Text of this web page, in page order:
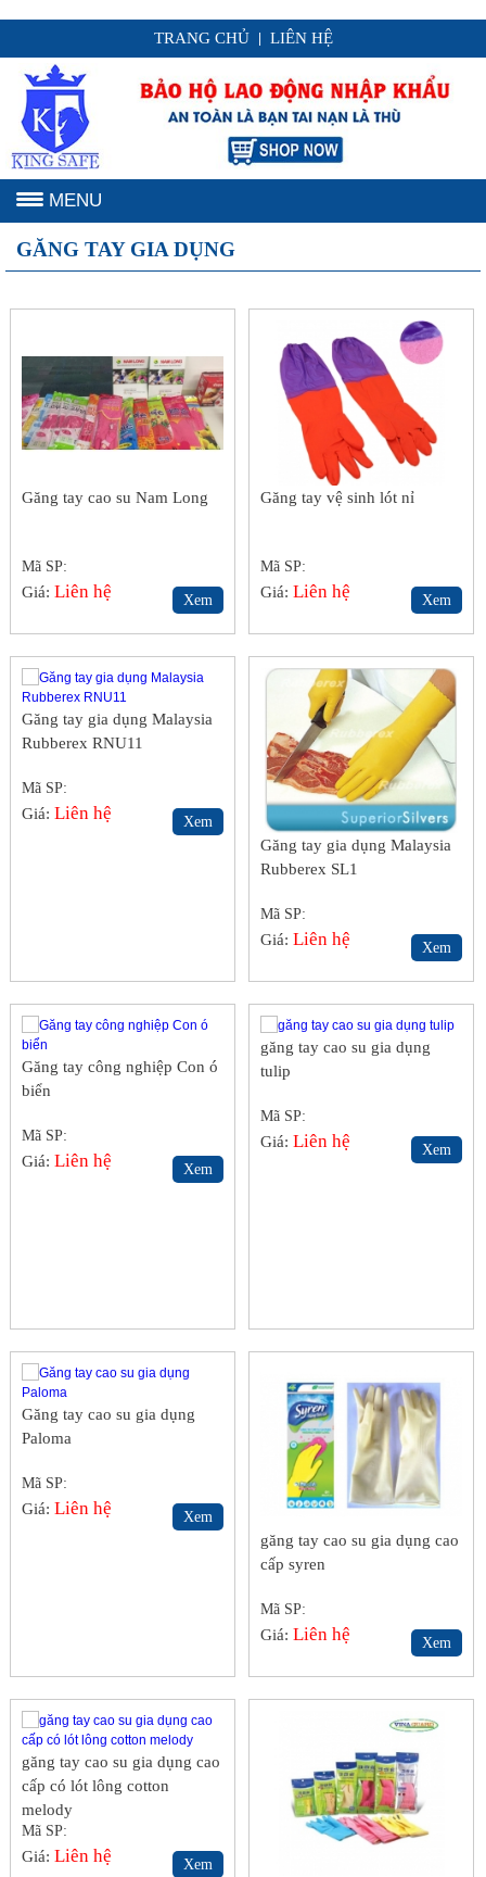
TRANG CHỦ LIÊN HỆ
MENU
GĂNG TAY GIA DỤNG
Găng tay cao su Nam Long
Mã SP:
Giá:Liên hệ Xem
Găng tay vệ sinh lót nỉ
Mã SP:
Giá:Liên hệ Xem
Găng tay gia dụng Malaysia
Rubberex RNU11
Mã SP:
Giá:Liên hệ Xem
Găng tay gia dụng Malaysia
Rubberex SL1
Mã SP:
Giá:Liên hệ Xem
Găng tay công nghiệp Con ó
biển
Mã SP:
Giá:Liên hệ Xem
găng tay cao su gia dụng
tulip
Mã SP:
Giá:Liên hệ Xem
Găng tay cao su gia dụng
Paloma
Mã SP:
Giá:Liên hệ Xem
găng tay cao su gia dụng cao
cấp syren
Mã SP:
Giá:Liên hệ Xem
găng tay cao su gia dụng cao
cấp có lót lông cotton
melody
Mã SP:
Giá:Liên hệ Xem